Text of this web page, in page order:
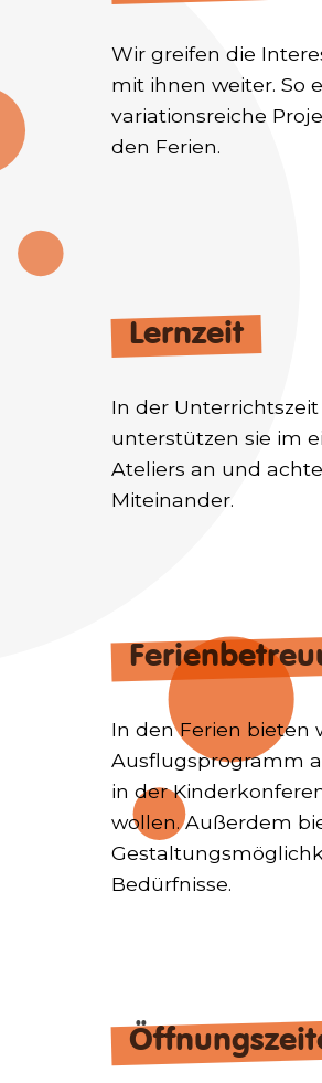
Wir greifen die
mit ihnen weiter. So
variationsreiche
den Ferien.
Lernzeit
In der
unterstützen sie im
Ateliers an und
Miteinander.
In den Ferien bieten
Ausflugsprogramm
in der
wollen. Außerdem
Bedürfnisse.